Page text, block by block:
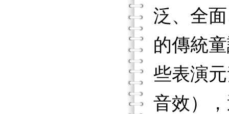
泛、全
的傳統
些表演
音效）